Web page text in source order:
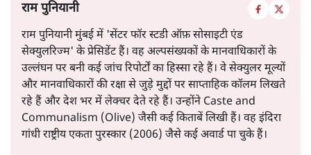
राम पुनियानी
राम पुनियानी मुंबई में 'सेंटर फॉर स्टडी ऑफ़ सोसाइटी एंड
सेक्युलरिज्म' के प्रेसिडेंट हैं। वह अल्पसंख्यकों के मानवाधिकारों के
उल्लंघन पर बनी कई जांच रिपोर्टों का हिस्सा रहे हैं। वे सेक्युलर मूल्यों
और मानवाधिकारों की रक्षा से जुड़े मुद्दों पर साप्ताहिक कॉलम लिखते
रहे हैं और देश भर में लेक्चर देते रहे हैं। उन्होंने Caste and
Communalism (Olive) जैसी कई किताबें लिखी हैं। वह इंदिरा
गांधी राष्ट्रीय एकता पुरस्कार (2006) जैसे कई अवार्ड पा चुके हैं।